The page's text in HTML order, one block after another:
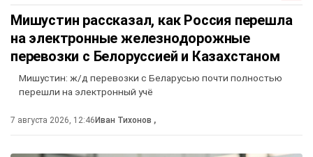
Мишустин рассказал, как Россия перешла
на электронные железнодорожные
перевозки с Белоруссией и Казахстаном
Мишустин: ж/д перевозки с Беларусью почти полностью
перешли на электронный учё
7 августа 2026, 12:46 Иван Тихонов ,